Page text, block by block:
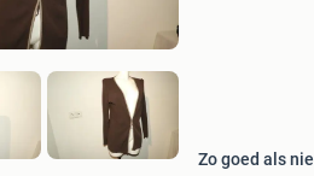
Zo goed als